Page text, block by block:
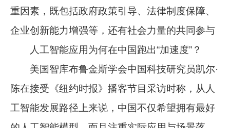
重因素，既包括政府政策引导、法律制度保障、
企业创新能力增强等，还有社会力量的共同参与
人工智能应用为何在中国跑出“加速度”？
美国智库布鲁金斯学会中国科技研究员凯尔·
陈在接受《纽约时报》播客节目采访时称，从人
工智能发展路径上来说，中国不仅希望拥有最好